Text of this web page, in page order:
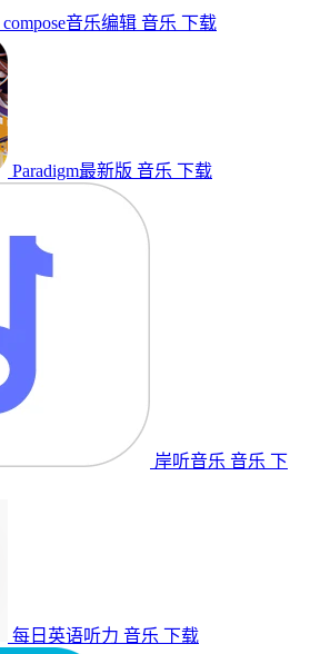
compose音乐编辑 音乐 下载
Paradigm最新版 音乐 下载
岸听音乐 音乐 下
每日英语听力 音乐 下载